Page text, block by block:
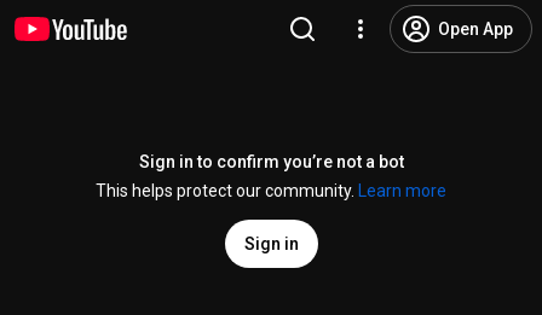
Open App
Sign in to confirm you’re not a bot
This helps protect our community.
Learn more
Sign in